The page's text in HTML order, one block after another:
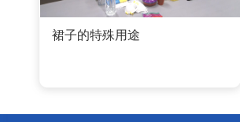
裙子的特殊用途